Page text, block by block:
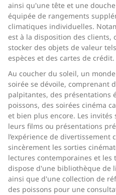
ainsi qu'une tête et une
équipée de rangements
climatiques individuelles.
est à la disposition des
stocker des objets de valeur
espèces et des cartes de crédit.
Au coucher du soleil, un
soirée se dévoile, comprenant
palpitantes, des présentations
poissons, des soirées cinéma
et bien plus encore. Les
leurs films ou présentations
l’expérience de divertissement
sincèrement les sorties
lectures contemporaines et les
dispose d'une bibliothèque de
ainsi que d'une collection de
des poissons pour une